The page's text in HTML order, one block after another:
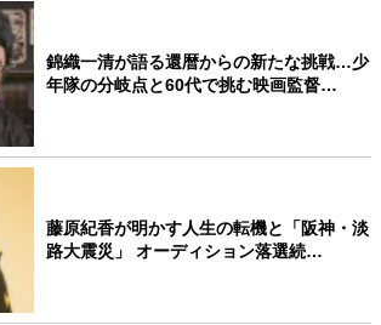
錦織一清が語る還暦からの新たな挑戦…少
年隊の分岐点と60代で挑む映画監督…
藤原紀香が明かす人生の転機と「阪神・淡
路大震災」 オーディション落選続…